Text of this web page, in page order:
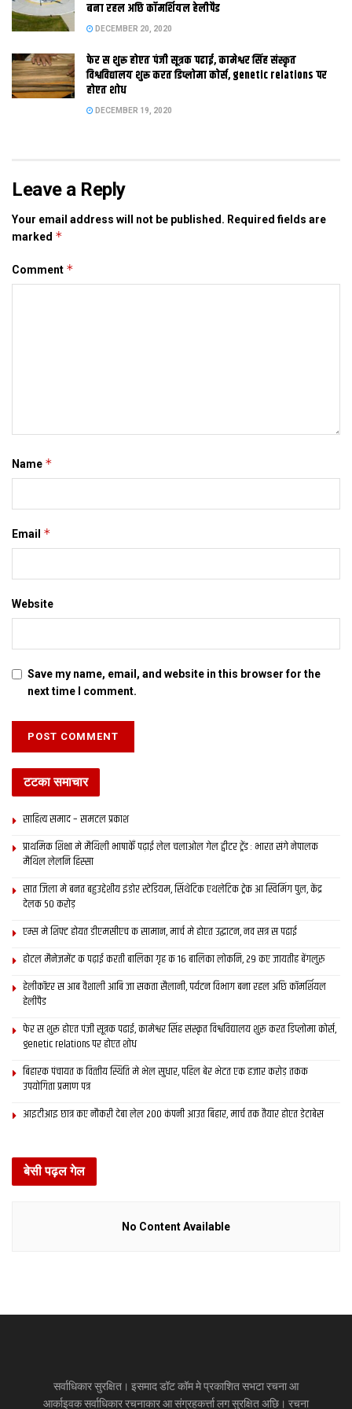
कए देखैत मेडिकल आ इंजीनियरिंग कॉलेज क लेल जमीन उपलब्ध कराउल
गेल अछि। ओ कहला जे जमीन प्रदान करबा स पूर्व विश्वविद्यालय सीनेट आ
बना रहल अछि कॉमर्शियल हेलीपैड
DECEMBER 20, 2020
फेर स शुरू होएत पंजी सूत्रक पढाई, कामेश्वर सिंह संस्कृत
विश्वविद्यालय शुरू करत डिप्लोमा कोर्स, genetic relations पर
होएत शोध
DECEMBER 19, 2020
Leave a Reply
Your email address will not be published. Required fields are
marked *
Comment *
Name *
Email *
Website
Save my name, email, and website in this browser for the
next time I comment.
टटका समाचार
साहित्य समाद – समटल प्रकाश
प्राथमिक शि‍क्षा मे मैथि‍ली भाषाकेँ पढ़ाई लेल चलाओल गेल ट्वीटर ट्रेंड : भारत संगे नेपालक
मैथिल लेलनि हिस्सा
सात जिला मे बनत बहुउद्देशीय इंडोर स्‍टेडि‍यम, सिंथेटिक एथलेटिक ट्रेक आ स्विमिंग पुल, केंद्र
देलक 50 करोड़
एम्स मे शिफ्ट होयत डीएमसीएच क सामान, मार्च मे होएत उद्घाटन, नव सत्र स पढाई
होटल मैनेजमेंट क पढ़ाई करती बालिका गृह क 16 बालिका लोकनि, 29 कए जायतीह बेंगलुरु
हेलीकॉप्टर स आब वैशाली आबि जा सकता सैलानी, पर्यटन विभाग बना रहल अछि कॉमर्शियल
हेलीपैड
फेर स शुरू होएत पंजी सूत्रक पढाई, कामेश्वर सिंह संस्कृत विश्वविद्यालय शुरू करत डिप्लोमा कोर्स,
genetic relations पर होएत शोध
बिहारक पंचायत क वित्‍तीय स्थिति मे भेल सुधार, पहिल बेर भेटत एक हजार करोड़ तकक
उपयोगिता प्रमाण पत्र
आइटीआइ छात्र कए नौकरी देबा लेल 200 कंपनी आउत बिहार, मार्च तक तैयार होएत डेटाबेस
बेसी पढ़ल गेल
No Content Available
सर्वाधिकार सुरक्षित। इसमाद डॉट कॉम मे प्रकाशित सभटा रचना आ
आर्काइवक सर्वाधिकार रचनाकार आ संग्रहकर्त्ता लग सुरक्षित अछि। रचना